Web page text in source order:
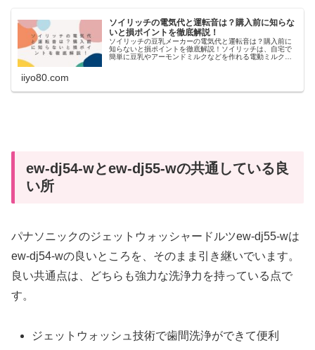
ソイリッチの電気代と運転音は？購入前に知らな
いと損ポイントを徹底解説！
ソイリッチの豆乳メーカーの電気代と運転音は？購入前に
知らないと損ポイントを徹底解説！ソイリッチは、自宅で
簡単に豆乳やアーモンドミルクなどを作れる電動ミルクメ
iiyo80.com
ew-dj54-wとew-dj55-wの共通している良
い所
パナソニックのジェットウォッシャードルツew-dj55-wは
ew-dj54-wの良いところを、そのまま引き継いでいます。
良い共通点は、どちらも強力な洗浄力を持っている点で
す。
ジェットウォッシュ技術で歯間洗浄ができて便利